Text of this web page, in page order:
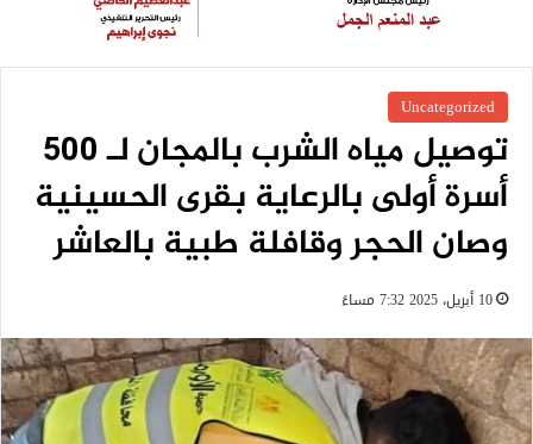
Uncategorized
توصيل مياه الشرب بالمجان لـ 500
أسرة أولى بالرعاية بقرى الحسينية
وصان الحجر وقافلة طبية بالعاشر
10 أبريل، 2025 7:32 مساءً